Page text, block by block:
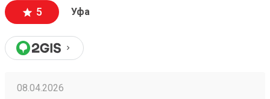
5 Уфа
08.04.2026